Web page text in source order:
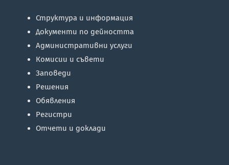
Структура и информация
Документи по дейността
Административни услуги
Комисии и съвети
Заповеди
Решения
Обявления
Регистри
Отчети и доклади